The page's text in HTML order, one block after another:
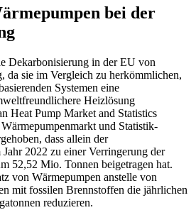
bei der
Dekarbonisierung in der EU von
da sie im Vergleich zu herkömmlichen,
Systemen eine
Heizlösung
Heat Pump Market and Statistics
und Statistik-
dass allein der
2022 zu einer Verringerung der
52,52 Mio. Tonnen beigetragen hat.
von Wärmepumpen anstelle von
mit fossilen Brennstoffen die jährlichen
reduzieren.